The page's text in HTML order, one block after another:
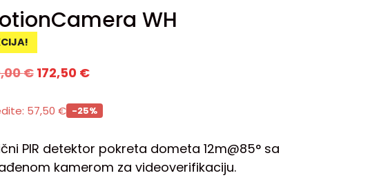
WH
€ 172,50 €
57,50 € -25%
PIR detektor pokreta dometa 12m@85° sa
kamerom za videoverifikaciju.